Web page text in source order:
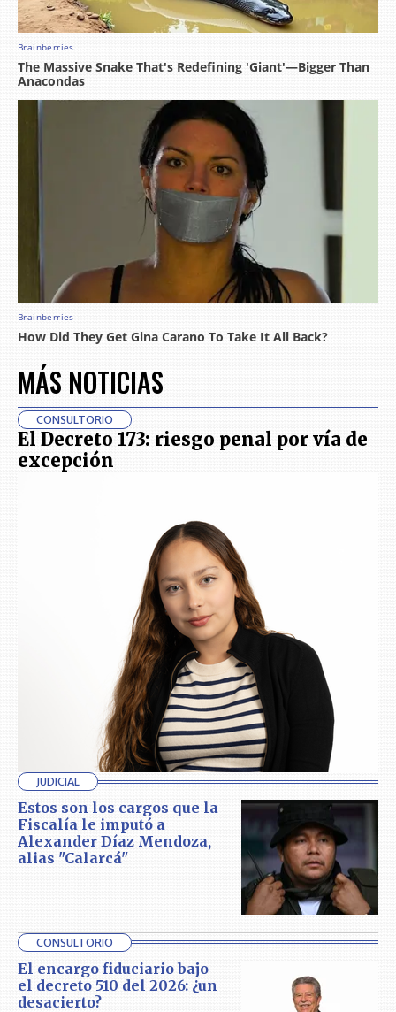
MÁS NOTICIAS
CONSULTORIO
El Decreto 173: riesgo penal por vía de
excepción
JUDICIAL
Estos son los cargos que la
Fiscalía le imputó a
Alexander Díaz Mendoza,
alias "Calarcá"
CONSULTORIO
El encargo fiduciario bajo
el decreto 510 del 2026: ¿un
desacierto?